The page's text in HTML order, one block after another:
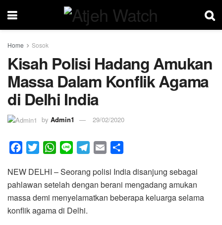
Home Sosok
Kisah Polisi Hadang Amukan
Massa Dalam Konflik Agama
di Delhi India
by Admin1 29/02/2020
c
e
b
o
i
t
t
e
W
a
t
s
A
n
e
l
e
g
a
i
l
a
r
e
NEW DELHI – Seorang polisi India disanjung sebagai
pahlawan setelah dengan berani mengadang amukan
massa demi menyelamatkan beberapa keluarga selama
konflik agama di Delhi.